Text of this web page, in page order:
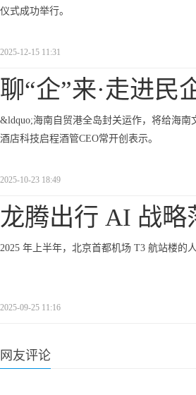
仪式成功举行。
2025-12-15 11:31
聊“企”来·走进民
&ldquo;海南自贸港全岛封关运作，将给海南
酒店科技启程酒管CEO常开创表示。
2025-10-23 18:49
龙腾出行 AI 战略
2025 年上半年，北京首都机场 T3 航站楼的
2025-09-25 11:16
网友评论